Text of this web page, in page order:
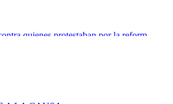
Brutal represión contra quienes protestaban por la reforma laboral de Milei